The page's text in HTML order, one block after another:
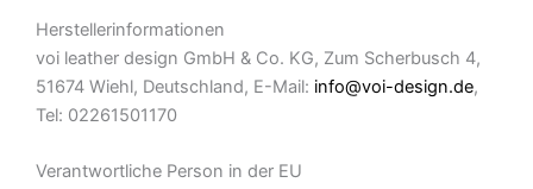
Herstellerinformationen
voi leather design GmbH & Co. KG, Zum Scherbusch 4,
51674 Wiehl, Deutschland, E-Mail: info@voi-design.de,
Tel: 02261501170
Verantwortliche Person in der EU